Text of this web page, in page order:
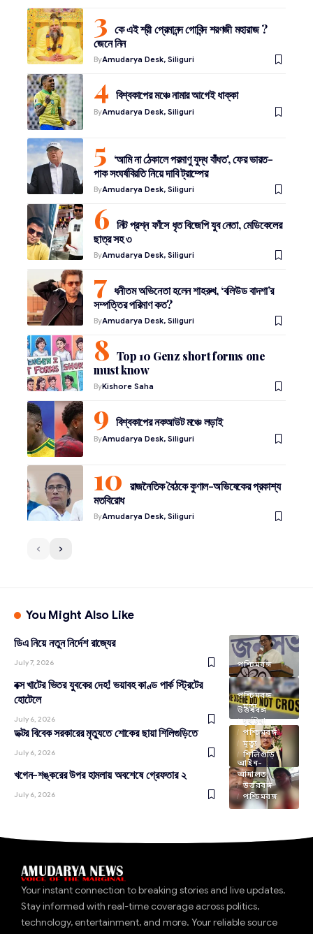
কে এই শ্রী প্রেমানন্দ গোবিন্দ শরণজী মহারাজ ?
জেনে নিন
ByAmudarya Desk, Siliguri
বিশ্বকাপের মঞ্চে নামার আগেই ধাক্কা
ByAmudarya Desk, Siliguri
‘আমি না ঠেকালে পরমাণু যুদ্ধ বাঁধত’, ফের ভারত-
পাক সংঘর্ষবিরতি নিয়ে দাবি ট্রাম্পের
ByAmudarya Desk, Siliguri
নিট প্রশ্ন ফাঁসে ধৃত বিজেপি যুব নেতা, মেডিকেলের
ছাত্র সহ ৩
ByAmudarya Desk, Siliguri
ধনীতম অভিনেতা হলেন শাহরুখ, ‘বলিউড বাদশা’র
সম্পত্তির পরিমাণ কত?
ByAmudarya Desk, Siliguri
Top 10 Genz short forms one
must know
ByKishore Saha
বিশ্বকাপের নকআউট মঞ্চে লড়াই
ByAmudarya Desk, Siliguri
রাজনৈতিক বৈঠকে কুণাল-অভিষেকের প্রকাশ্য
মতবিরোধ
ByAmudarya Desk, Siliguri
You Might Also Like
পশ্চিমবঙ্গ
ডিএ নিয়ে নতুন নির্দেশ রাজ্যের
July 7, 2026
পশ্চিমবঙ্গ
মৃত্যু
বক্স খাটের ভিতর যুবকের দেহ! ভয়াবহ কাণ্ড পার্ক স্ট্রিটের
হোটেলে
July 6, 2026
উত্তরবঙ্গ
দুর্ঘটনা
পশ্চিমবঙ্গ
মৃত্যু
শিলিগুড়ি
ডক্টর বিবেক সরকারের মৃত্যুতে শোকের ছায়া শিলিগুড়িতে
July 6, 2026
আইন-
আদালত
উত্তরবঙ্গ
পশ্চিমবঙ্গ
খগেন-শঙ্করের উপর হামলায় অবশেষে গ্রেফতার ২
July 6, 2026
Your instant connection to breaking stories and live updates.
Stay informed with real-time coverage across politics,
technology, entertainment, and more. Your reliable source